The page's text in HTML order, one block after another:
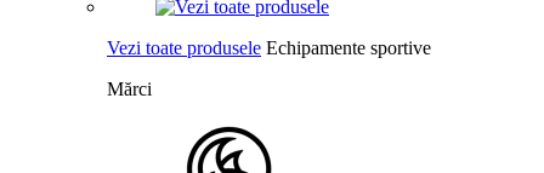
Vezi toate produsele Echipamente sportive
Mărci